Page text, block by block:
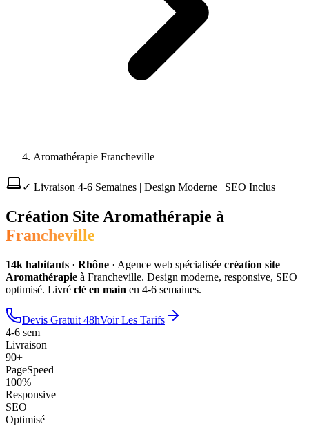
Aromathérapie Francheville
✓ Livraison 4-6 Semaines | Design Moderne | SEO Inclus
Création Site Aromathérapie à
Francheville
14k habitants · Rhône · Agence web spécialisée création site
Aromathérapie à Francheville. Design moderne, responsive, SEO
optimisé. Livré clé en main en 4-6 semaines.
Devis Gratuit 48hVoir Les Tarifs
4-6 sem
Livraison
90+
PageSpeed
100%
Responsive
SEO
Optimisé